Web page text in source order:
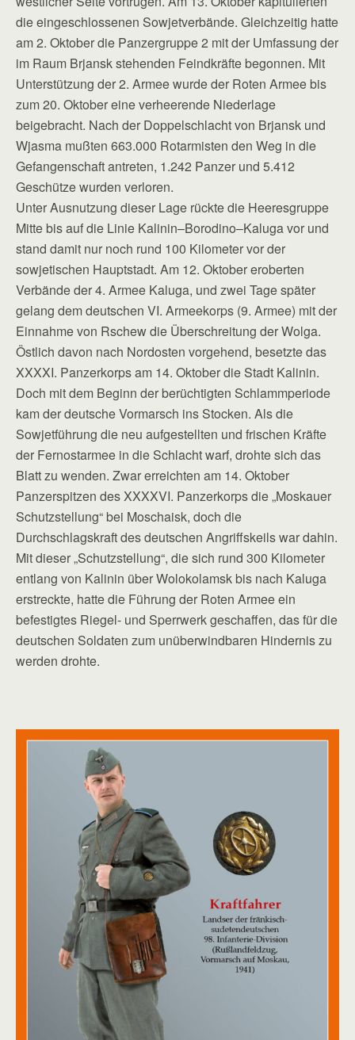
die eingeschlossenen Sowjetverbände. Gleichzeitig hatte
am 2. Oktober die Panzergruppe 2 mit der Umfassung der
im Raum Brjansk stehenden Feindkräfte begonnen. Mit
Unterstützung der 2. Armee wurde der Roten Armee bis
zum 20. Oktober eine verheerende Niederlage
beigebracht. Nach der Doppelschlacht von Brjansk und
Wjasma mußten 663.000 Rotarmisten den Weg in die
Gefangenschaft antreten, 1.242 Panzer und 5.412
Geschütze wurden verloren.
Unter Ausnutzung dieser Lage rückte die Heeresgruppe
Mitte bis auf die Linie Kalinin–Borodino–Kaluga vor und
stand damit nur noch rund 100 Kilometer vor der
sowjetischen Hauptstadt. Am 12. Oktober eroberten
Verbände der 4. Armee Kaluga, und zwei Tage später
gelang dem deutschen VI. Armeekorps (9. Armee) mit der
Einnahme von Rschew die Überschreitung der Wolga.
Östlich davon nach Nordosten vorgehend, besetzte das
XXXXI. Panzerkorps am 14. Oktober die Stadt Kalinin.
Doch mit dem Beginn der berüchtigten Schlammperiode
kam der deutsche Vormarsch ins Stocken. Als die
Sowjetführung die neu aufgestellten und frischen Kräfte
der Fernostarmee in die Schlacht warf, drohte sich das
Blatt zu wenden. Zwar erreichten am 14. Oktober
Panzerspitzen des XXXXVI. Panzerkorps die „Moskauer
Schutzstellung“ bei Moschaisk, doch die
Durchschlagskraft des deutschen Angriffskeils war dahin.
Mit dieser „Schutzstellung“, die sich rund 300 Kilometer
entlang von Kalinin über Wolokolamsk bis nach Kaluga
erstreckte, hatte die Führung der Roten Armee ein
befestigtes Riegel- und Sperrwerk geschaffen, das für die
deutschen Soldaten zum unüberwindbaren Hindernis zu
werden drohte.